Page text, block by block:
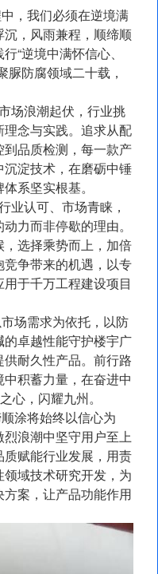
，我们必须在逆境满
，风雨兼程，顺缔顺
“逆境中满怀信心、
脲防腐领域二十载，
场浪潮起伏，行业挑
念与实践。追求从配
品质检测，每一款产
淀技术，在磨砺中锤
系坚实根基。
认可、市场青睐，
力而非停歇的理由。
选择乘势而上，加倍
争带来的机遇，以专
于千万工程建设项目
场需求为依托，以防
卓越性能守护楼宇广
耐久性产品。前行路
积蓄力量，在奋进中
心，闪耀九州。
涂将始终以信心为
浪潮中坚守用户至上
赋能行业发展，用责
域技术研究开发，为
案，让产品功能作用